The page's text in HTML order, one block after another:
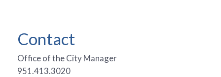
Contact
Office of the City Manager
951.413.3020